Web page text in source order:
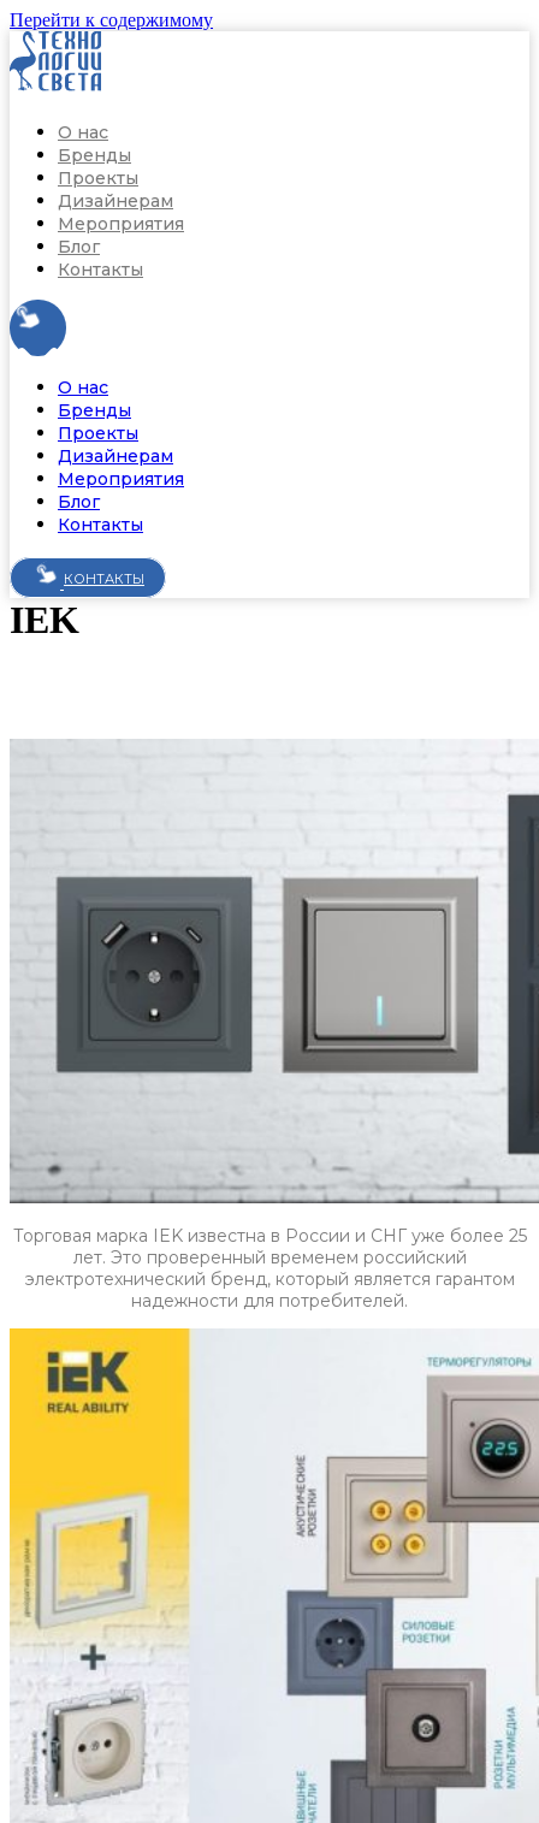
Перейти к содержимому
О нас
Бренды
Проекты
Дизайнерам
Мероприятия
Блог
Контакты
О нас
Бренды
Проекты
Дизайнерам
Мероприятия
Блог
Контакты
КОНТАКТЫ
IEK
Торговая марка IEK известна в России и СНГ уже более 25
лет. Это проверенный временем российский
электротехнический бренд, который является гарантом
надежности для потребителей.